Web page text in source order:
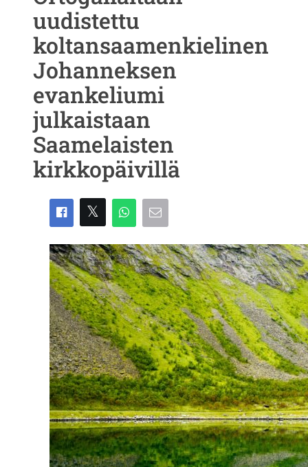
uudistettu
koltansaamenkielinen
Johanneksen
evankeliumi
julkaistaan
Saamelaisten
kirkkopäivillä